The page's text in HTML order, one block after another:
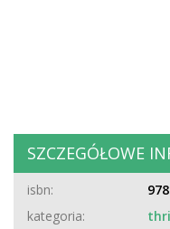
SZCZEGÓŁOWE
isbn:
kategoria: